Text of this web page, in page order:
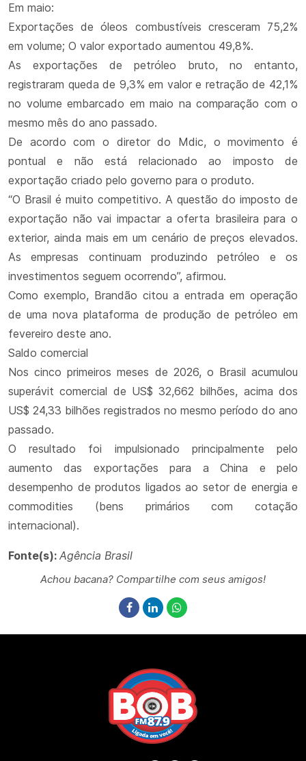
Em maio:
Exportações de óleos combustíveis cresceram 75,2%
em volume; O valor exportado aumentou 49,8%.
As exportações de petróleo bruto, no entanto,
registraram queda de 9,3% em valor e retração de 42,1%
no volume embarcado em maio na comparação com o
mesmo mês do ano passado.
De acordo com o diretor do Mdic, o movimento é
pontual e não está relacionado ao imposto de
exportação criado pelo governo para o produto.
“O Brasil é muito competitivo. A questão do imposto de
exportação não vai impactar a oferta brasileira para o
exterior, ainda mais em um cenário de preços elevados.
As empresas continuam produzindo petróleo e os
investimentos seguem ocorrendo”, afirmou.
Como exemplo, Brandão citou a entrada em operação
de uma nova plataforma de produção de petróleo em
fevereiro deste ano.
Saldo comercial
Nos cinco primeiros meses de 2026, o Brasil acumulou
superávit comercial de US$ 32,662 bilhões, acima dos
US$ 24,33 bilhões registrados no mesmo período do ano
passado.
O resultado foi impulsionado principalmente pelo
aumento das exportações para a China e pelo
desempenho de produtos ligados ao setor de energia e
commodities (bens primários com cotação
internacional).
Fonte(s): Agência Brasil
Achou bacana? Compartilhe com seus amigos!